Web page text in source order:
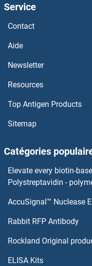
SOX13 Anticorps
SOX10 Anticorps
SOSTDC1 Anticorps
SOS2 Anticorps
Sorting Nexin 7
Sorting Nexin 4
Sorting Nexin 3
Service
Contact
Aide
Newsletter
Resources
Top Antigen Products
Sitemap
Catégories
Elevate every biotin-
Polystreptavidin -
AccuSignal™ Nuclease
Rabbit RFP Antibody
Rockland Original
ELISA Kits